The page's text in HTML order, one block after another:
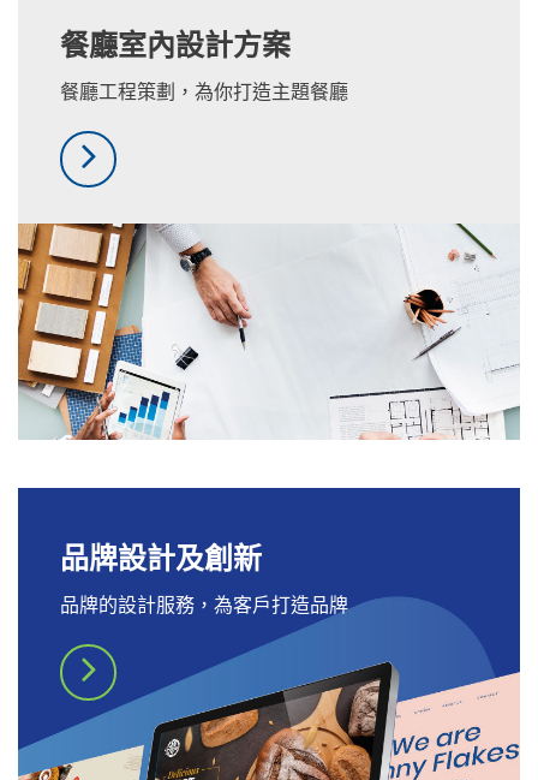
餐廳室內設計方案
餐廳工程策劃，為你打造主題餐廳
品牌設計及創新
品牌的設計服務，為客戶打造品牌